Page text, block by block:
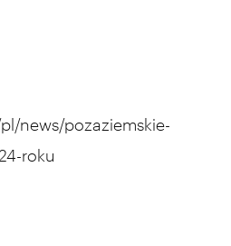
news/pozaziemskie-
roku